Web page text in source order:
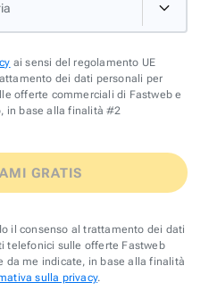
ai sensi del regolamento UE
dei dati personali per
offerte commerciali di Fastweb e
in base alla finalità #2
GRATIS
il consenso al trattamento dei dati
telefonici sulle offerte Fastweb
da me indicate, in base alla finalità
sulla privacy.